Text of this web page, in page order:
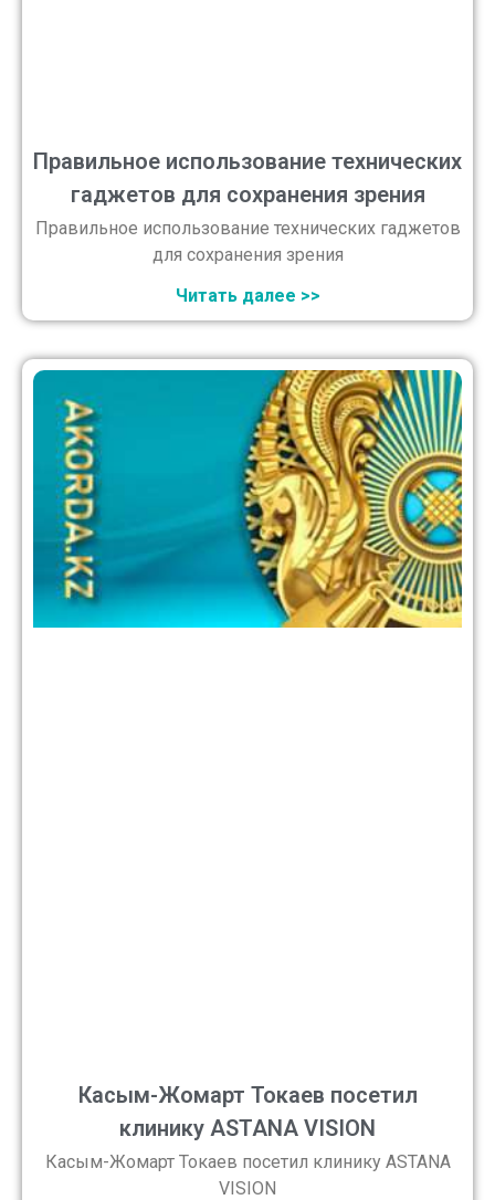
Правильное использование технических
гаджетов для сохранения зрения
Правильное использование технических гаджетов
для сохранения зрения
Читать далее >>
Касым-Жомарт Токаев посетил
клинику ASTANA VISION
Касым-Жомарт Токаев посетил клинику ASTANA
VISION